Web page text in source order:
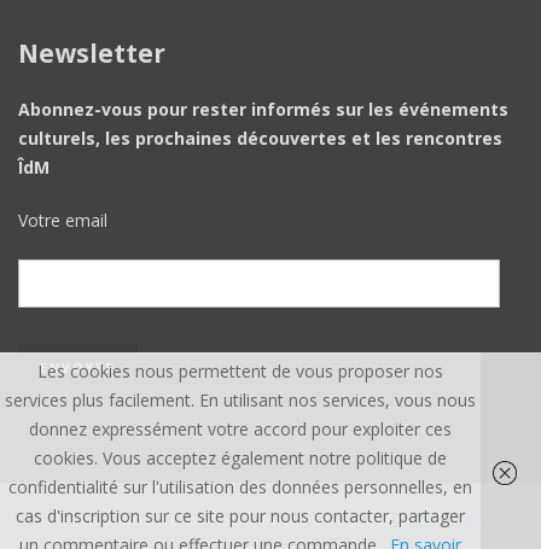
Newsletter
Abonnez-vous pour rester informés sur les événements
culturels, les prochaines découvertes et les rencontres
ÎdM
Votre email
ÎLE DU MONDE ©, TOUS DROITS RÉSERVÉS.CREDITS
Les cookies nous permettent de vous proposer nos
services plus facilement. En utilisant nos services, vous nous
donnez expressément votre accord pour exploiter ces
cookies. Vous acceptez également notre politique de
confidentialité sur l'utilisation des données personnelles, en
cas d'inscription sur ce site pour nous contacter, partager